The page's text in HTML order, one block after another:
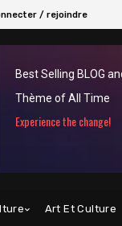
/ rejoindre
Best Selling BLOG
Thème of All Time
Experience the change!
Art Et Culture